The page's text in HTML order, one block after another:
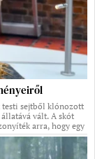
testi sejtből klónozott
vált. A skót
arra, hogy egy